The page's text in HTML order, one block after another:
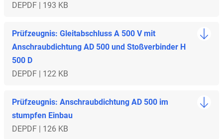
DEPDF | 193 KB
Prüfzeugnis: Gleitabschluss A 500 V mit
Anschraubdichtung AD 500 und Stoßverbinder H
500 D
DEPDF | 122 KB
Prüfzeugnis: Anschraubdichtung AD 500 im
stumpfen Einbau
DEPDF | 126 KB